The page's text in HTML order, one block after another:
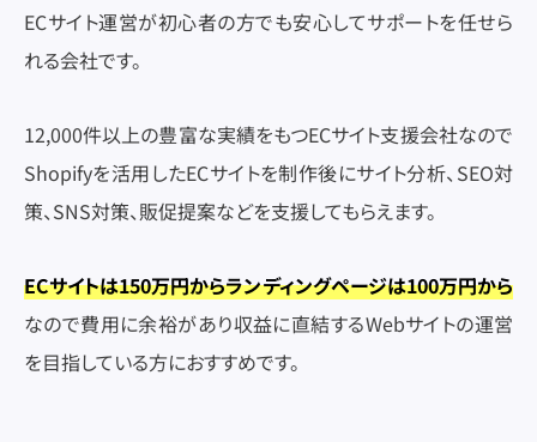
ECサイト運営が初心者の方でも安心してサポートを任せら
れる会社です。
12,000件以上の豊富な実績をもつECサイト支援会社なので
Shopifyを活用したECサイトを制作後にサイト分析、SEO対
策、SNS対策、販促提案などを支援してもらえます。
ECサイトは150万円からランディングページは100万円から
なので費用に余裕があり収益に直結するWebサイトの運営
を目指している方におすすめです。